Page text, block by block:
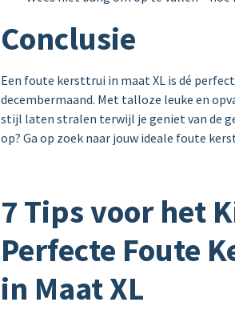
Conclusie
Een foute kersttrui in maat XL is dé
decembermaand. Met talloze leuke en
stijl laten stralen terwijl je geniet van de
op? Ga op zoek naar jouw ideale foute
7 Tips voor het
Perfecte Foute
in Maat XL